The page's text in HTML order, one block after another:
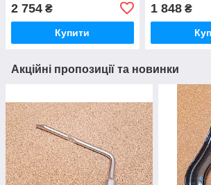
2 754 ₴
Купити
1 848₴
Акційні пропозиції та новинки